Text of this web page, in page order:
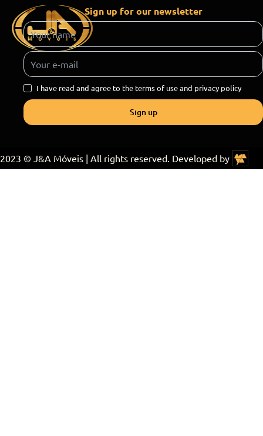
Sign up for our newsletter
I have read and agree to the terms of use and privacy policy
Sign up
2023 © J&A Móveis | All rights reserved. Developed by